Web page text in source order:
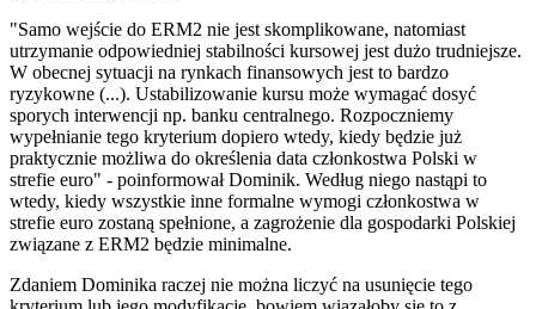
"Samo wejście do ERM2 nie jest skomplikowane, natomiast
utrzymanie odpowiedniej stabilności kursowej jest dużo trudniejsze.
W obecnej sytuacji na rynkach finansowych jest to bardzo
ryzykowne (...). Ustabilizowanie kursu może wymagać dosyć
sporych interwencji np. banku centralnego. Rozpoczniemy
wypełnianie tego kryterium dopiero wtedy, kiedy będzie już
praktycznie możliwa do określenia data członkostwa Polski w
strefie euro" - poinformował Dominik. Według niego nastąpi to
wtedy, kiedy wszystkie inne formalne wymogi członkostwa w
strefie euro zostaną spełnione, a zagrożenie dla gospodarki Polskiej
związane z ERM2 będzie minimalne.
Zdaniem Dominika raczej nie można liczyć na usunięcie tego